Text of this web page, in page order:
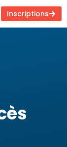
Inscriptions